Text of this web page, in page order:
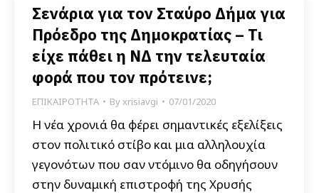
Σενάρια για τον Σταύρο Δήμα για
Πρόεδρο της Δημοκρατίας – Τι
είχε πάθει η ΝΔ την τελευταία
φορά που τον πρότεινε;
ΕΠΙΚΑΙΡΟΤΗΤΑ Byxrisiavgi 07/01/2020
Η νέα χρονιά θα φέρει σημαντικές εξελίξεις
στον πολιτικό στίβο και μια αλληλουχία
γεγονότων που σαν ντόμινο θα οδηγήσουν
στην δυναμική επιστροφή της Χρυσής